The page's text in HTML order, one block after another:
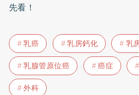
先看！
乳癌 乳房鈣化
乳
乳腺管原位癌
癌症
外科